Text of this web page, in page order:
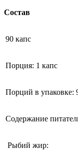
Состав
90 капс
Порция: 1 капс
Порций в упаковке:
Содержание
Рыбий жир: